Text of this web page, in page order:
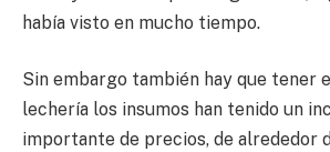
había visto en mucho tiempo.
Sin embargo también hay que tener
lechería los insumos han tenido un
importante de precios, de alrededor